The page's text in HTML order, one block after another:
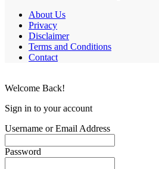
About Us
Privacy
Disclaimer
Terms and Conditions
Contact
Welcome Back!
Sign in to your account
Username or Email Address
Password